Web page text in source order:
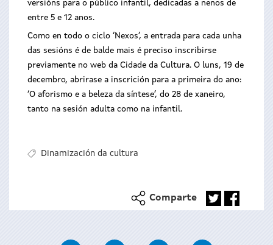
versións para o público infantil, dedicadas a nenos de
entre 5 e 12 anos.
Como en todo o ciclo ‘Nexos’, a entrada para cada unha
das sesións é de balde mais é preciso inscribirse
previamente no web da Cidade da Cultura. O luns, 19 de
decembro, abrirase a inscrición para a primeira do ano:
‘O aforismo e a beleza da síntese’, do 28 de xaneiro,
tanto na sesión adulta como na infantil.
Dinamización da cultura
Comparte